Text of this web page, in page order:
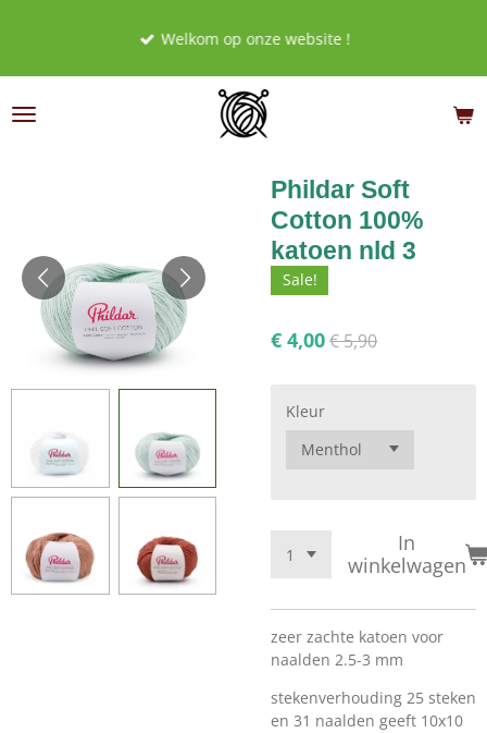
hoofdinhoud
Welkom op onze website !
Phildar Soft
Cotton 100%
katoen nld 3
Sale!
€ 4,00€ 5,90
Kleur
In
winkelwagen
zeer zachte katoen voor
naalden 2.5-3 mm
stekenverhouding 25 steken
en 31 naalden geeft 10x10